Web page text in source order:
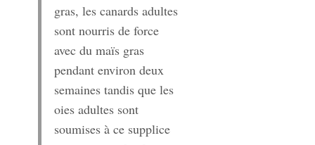
gras, les canards adultes
sont nourris de force
avec du maïs gras
pendant environ deux
semaines tandis que les
oies adultes sont
soumises à ce supplice